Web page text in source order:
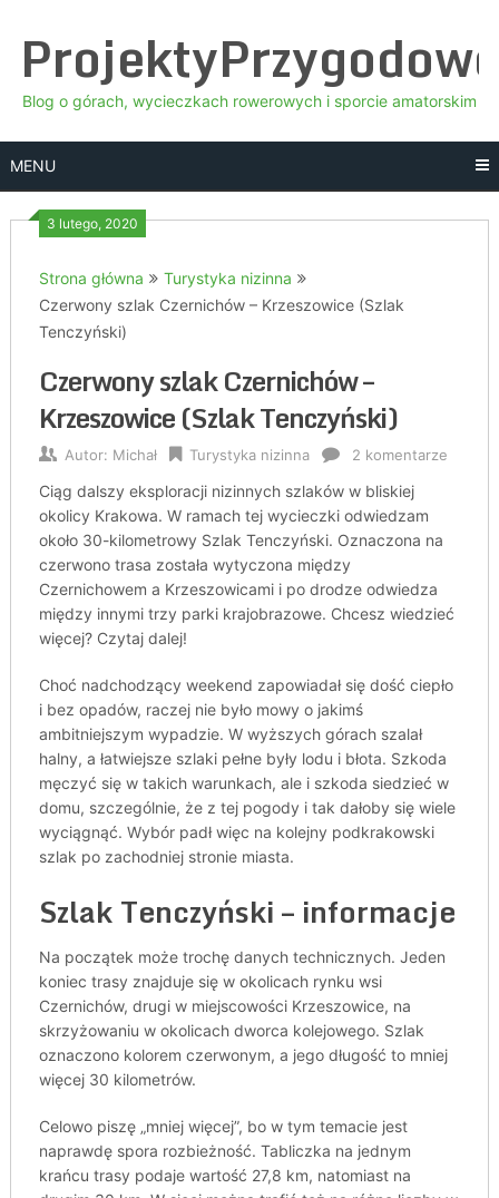
content
Blog o górach, wycieczkach rowerowych i sporcie amatorskim
MENU
3 lutego, 2020
Strona główna
Turystyka nizinna
Czerwony szlak Czernichów – Krzeszowice (Szlak
Tenczyński)
Czerwony szlak Czernichów –
Krzeszowice (Szlak Tenczyński)
Autor: Michał Turystyka nizinna 2 komentarze
Ciąg dalszy eksploracji nizinnych szlaków w bliskiej
okolicy Krakowa. W ramach tej wycieczki odwiedzam
około 30-kilometrowy Szlak Tenczyński. Oznaczona na
czerwono trasa została wytyczona między
Czernichowem a Krzeszowicami i po drodze odwiedza
między innymi trzy parki krajobrazowe. Chcesz wiedzieć
więcej? Czytaj dalej!
Choć nadchodzący weekend zapowiadał się dość ciepło
i bez opadów, raczej nie było mowy o jakimś
ambitniejszym wypadzie. W wyższych górach szalał
halny, a łatwiejsze szlaki pełne były lodu i błota. Szkoda
męczyć się w takich warunkach, ale i szkoda siedzieć w
domu, szczególnie, że z tej pogody i tak dałoby się wiele
wyciągnąć. Wybór padł więc na kolejny podkrakowski
szlak po zachodniej stronie miasta.
Szlak Tenczyński – informacje
Na początek może trochę danych technicznych. Jeden
koniec trasy znajduje się w okolicach rynku wsi
Czernichów, drugi w miejscowości Krzeszowice, na
skrzyżowaniu w okolicach dworca kolejowego. Szlak
oznaczono kolorem czerwonym, a jego długość to mniej
więcej 30 kilometrów.
Celowo piszę „mniej więcej”, bo w tym temacie jest
naprawdę spora rozbieżność. Tabliczka na jednym
krańcu trasy podaje wartość 27,8 km, natomiast na